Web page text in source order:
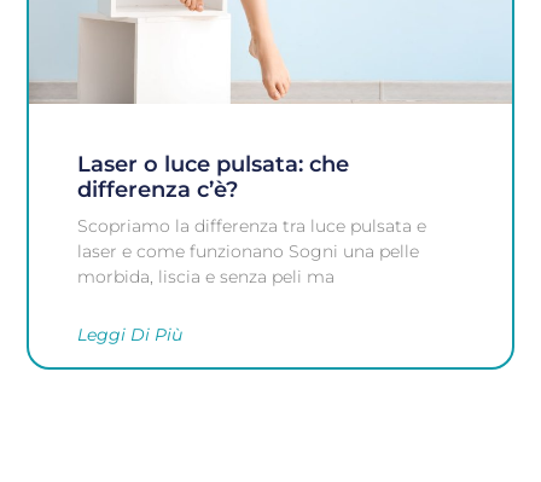
Laser o luce pulsata: che
differenza c’è?
Scopriamo la differenza tra luce pulsata e
laser e come funzionano Sogni una pelle
morbida, liscia e senza peli ma
Leggi Di Più